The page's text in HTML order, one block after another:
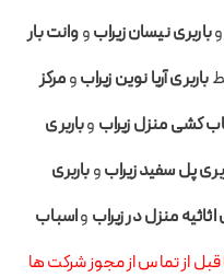
وباربری نیسان زیرابووانت بار
باربری آریا نوین زیرابومرکز
کشی منزل زیراب وباربری
پل سفید زیرابوباربری
منزل در زیراب واسباب
قبل از تماس از مجوز شرکت ها